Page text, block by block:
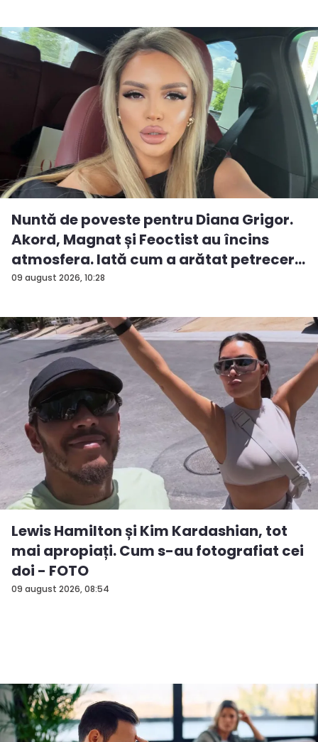
09 august 2026, 10:28
Nuntă de poveste pentru Diana Grigor.
Akord, Magnat și Feoctist au încins
atmosfera. Iată cum a arătat petrecer...
09 august 2026, 08:54
Lewis Hamilton și Kim Kardashian, tot
mai apropiați. Cum s-au fotografiat cei
doi - FOTO